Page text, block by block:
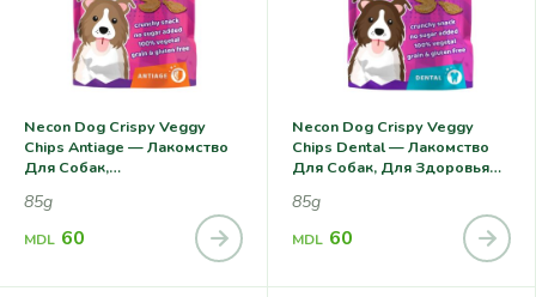
Necon Dog Crispy Veggy
Chips Antiage — Лакомство
Для Собак,
85g
MDL 60
Necon Dog Crispy Veggy
Chips Dental — Лакомство
Для Собак, Для Здоровья
85g
MDL 60